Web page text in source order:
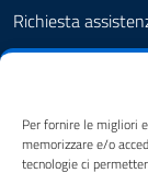
Per fornire le migliori
memorizzare e/o
tecnologie ci
Richiesta
Amministrazione
Informativa
Cookie policy